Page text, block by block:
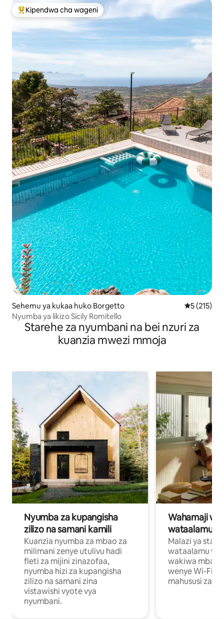
Kipendwa maarufu cha wageni
Kipendwa cha wageni
Sehemu ya kukaa huko Borgetto Ukadiriaji
5 (215)
Nyumba ya likizo Sicily Romitello
Starehe za nyumbani na bei nzuri za
kuanzia mwezi mmoja
Nyumba za kupangisha
zilizo na samani kamili
Kuanzia nyumba za mbao za
milimani zenye utulivu hadi
fleti za mijini zinazofaa,
nyumba hizi za kupangisha
zilizo na samani zina
vistawishi vyote vya
nyumbani.
Wahamaji
wataalamu
Malazi ya
wataalamu
wakiwa mbali
wenye Wi-Fi
mahususi za